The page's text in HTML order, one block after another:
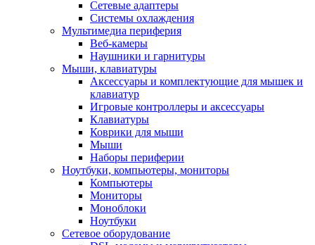
Сетевые адаптеры
Системы охлаждения
Мультимедиа периферия
Веб-камеры
Наушники и гарнитуры
Мыши, клавиатуры
Аксессуары и комплектующие для мышек и
клавиатур
Игровые контроллеры и аксессуары
Клавиатуры
Коврики для мыши
Мыши
Наборы периферии
Ноутбуки, компьютеры, мониторы
Компьютеры
Мониторы
Моноблоки
Ноутбуки
Сетевое оборудование